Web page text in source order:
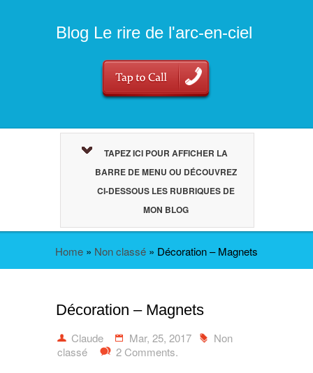
Blog Le rire de l'arc-en-ciel
TAPEZ ICI POUR AFFICHER LA
BARRE DE MENU OU DÉCOUVREZ
CI-DESSOUS LES RUBRIQUES DE
MON BLOG
Home » Non classé » Décoration – Magnets
Décoration – Magnets
Claude Mar, 25, 2017
Non
classé
2 Comments.